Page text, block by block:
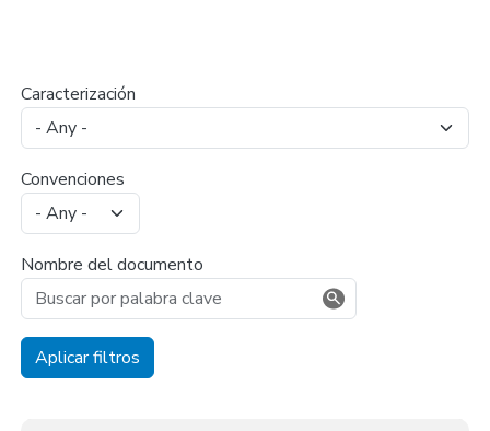
Caracterización
Convenciones
Nombre del documento
Aplicar filtros